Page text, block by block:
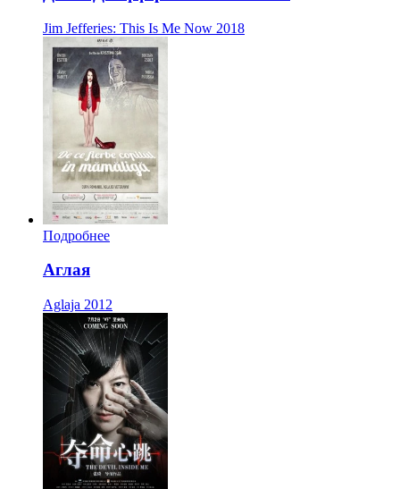
Jim Jefferies: This Is Me Now 2018
Подробнее
Аглая
Aglaja 2012